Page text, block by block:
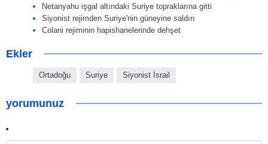
Netanyahu işgal altındaki Suriye topraklarına gitti
Siyonist rejimden Suriye'nin güneyine saldırı
Colani rejiminin hapishanelerinde dehşet
Ekler
Ortadoğu Suriye Siyonist İsrail
yorumunuz